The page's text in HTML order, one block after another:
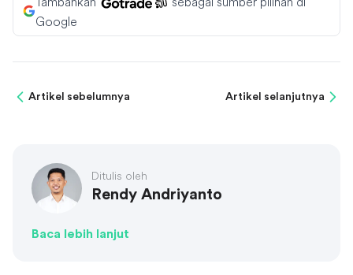
Google
Artikel sebelumnya Artikel selanjutnya
Ditulis oleh
Rendy Andriyanto
Baca lebih lanjut